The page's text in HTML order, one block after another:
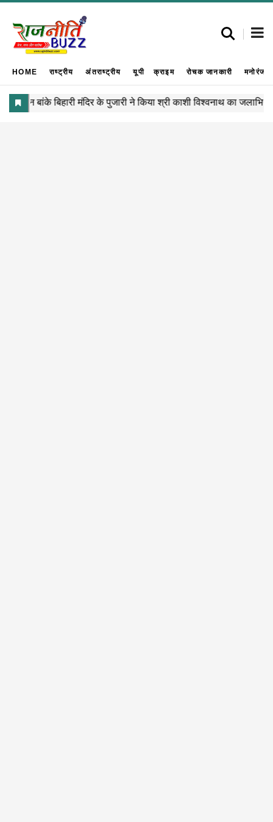
HOME राष्ट्रीय अंतराष्ट्रीय यूपी क्राइम रोचक जानकारी मनोरंजन